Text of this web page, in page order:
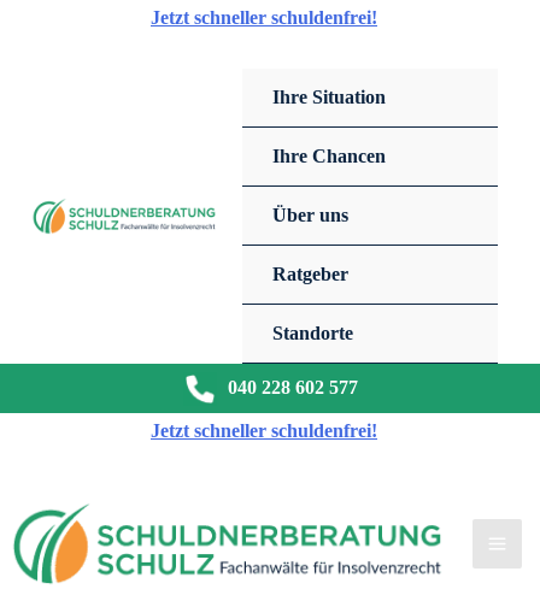
Jetzt schneller schuldenfrei!
Ihre Situation
Ihre Chancen
Über uns
Ratgeber
Standorte
040 228 602 577
Jetzt schneller schuldenfrei!